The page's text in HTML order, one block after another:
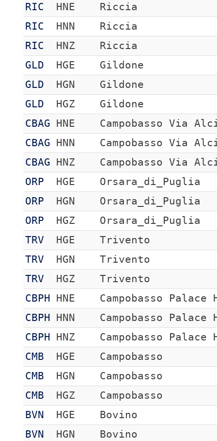
RIC
HNE
Riccia
RIC
HNN
Riccia
RIC
HNZ
Riccia
GLD
HGE
Gildone
GLD
HGN
Gildone
GLD
HGZ
Gildone
CBAG
HNE
Campobasso Via
CBAG
HNN
Campobasso Via
CBAG
HNZ
Campobasso Via
ORP
HGE
Orsara_di_Puglia
ORP
HGN
Orsara_di_Puglia
ORP
HGZ
Orsara_di_Puglia
TRV
HGE
Trivento
TRV
HGN
Trivento
TRV
HGZ
Trivento
CBPH
HNE
Campobasso Palace
CBPH
HNN
Campobasso Palace
CBPH
HNZ
Campobasso Palace
CMB
HGE
Campobasso
CMB
HGN
Campobasso
CMB
HGZ
Campobasso
BVN
HGE
Bovino
BVN
HGN
Bovino